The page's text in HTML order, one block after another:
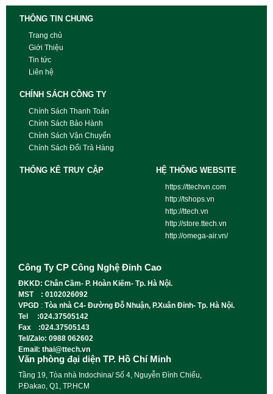
THÔNG TIN CHUNG
Trang chủ
Giới Thiệu
Tin tức
Liên hệ
CHÍNH SÁCH CÔNG TY
Chính Sách Thanh Toán
Chính Sách Bảo Hành
Chính Sách Vận Chuyển
Chính Sách Đổi Trả Hàng
THỐNG KÊ TRUY CẬP HỆ THỐNG WEBSITE
https://ttechvn.com
http://tshops.vn
http://ttech.vn
http://store.ttech.vn
http://omega-air.vn/
Công Ty CP Công Nghệ Đỉnh Cao
ĐKKD: Chân Cầm- P. Hoàn Kiếm- Tp. Hà Nội.
MST : 0102026092
VPGD : Tòa nhà C4- Đường Đỗ Nhuận, P.Xuân Đỉnh- Tp. Hà Nội.
Tel :024.37505142
Fax :024.37505143
Tel/Zalo: 0988 062602
Email: thai@ttech.vn
Văn phòng đại diện TP. Hồ Chí Minh
Tầng 19, Tòa nhà Indochina/ Số 4, Nguyễn Đình Chiểu,
P.Đakao, Q1, TP.HCM